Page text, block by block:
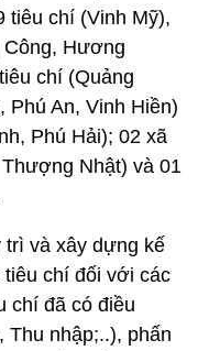
tiêu chí (Vinh Mỹ),
Công, Hương
chí (Quảng
Phú An, Vinh Hiền)
Phú Hải); 02 xã
Nhật) và 01
và xây dựng kế
chí đối với các
chí đã có điều
Thu nhập;..), phấn